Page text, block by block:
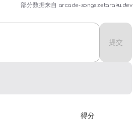
部分数据来自 arcade-songs.zetaraku.dev
提交
得分